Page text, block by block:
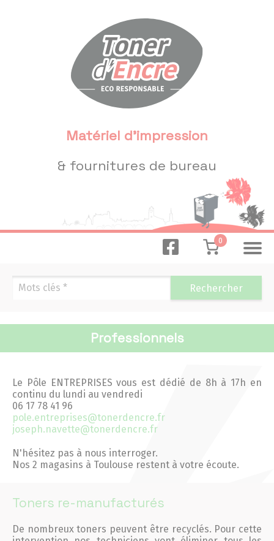
Matériel d'impression
& fournitures de bureau
Mascottes
Actualités 2026
Actualités 2023
Actualités 2022
Actualités 2021
0
Rechercher
Professionnels
Le Pôle ENTREPRISES vous est dédié de 8h à 17h en
continu du lundi au vendredi
06 17 78 41 96
pole.entreprises@tonerdencre.fr
joseph.navette@tonerdencre.fr
N'hésitez pas à nous interroger.
Nos 2 magasins à Toulouse restent à votre écoute.
Toners re-manufacturés
De nombreux toners peuvent être recyclés. Pour cette